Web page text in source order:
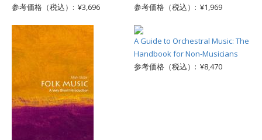
参考価格（税込）: ¥3,696
参考価格（税込）: ¥1,969
A Guide to Orchestral Music: The
Handbook for Non-Musicians
参考価格（税込）: ¥8,470